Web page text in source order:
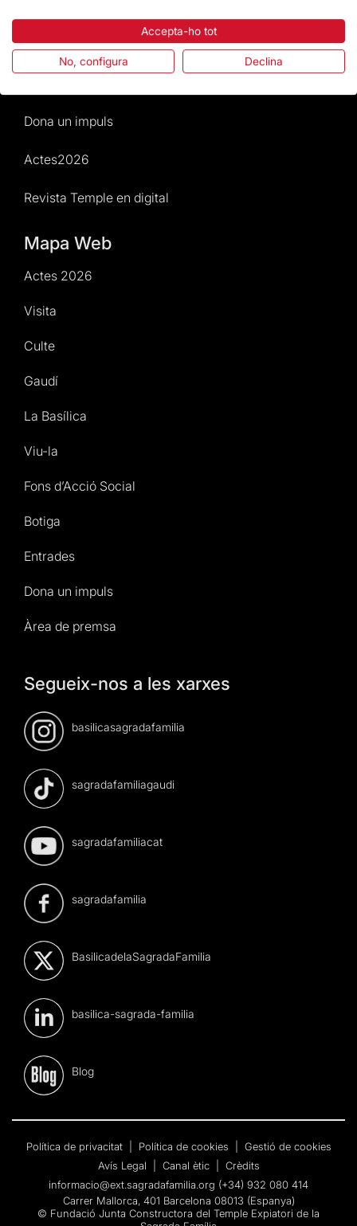
Notícies i Actualitat
Dona un impuls
Actes2026
Revista Temple en digital
Mapa Web
Actes 2026
Visita
Culte
Gaudí
La Basílica
Viu-la
Fons d’Acció Social
Botiga
Entrades
Dona un impuls
Àrea de premsa
Segueix-nos a les xarxes
basilicasagradafamilia
sagradafamiliagaudi
sagradafamiliacat
sagradafamilia
BasilicadelaSagradaFamilia
basilica-sagrada-familia
Blog
Política de privacitat Política de cookies
Gestió de cookies
Avís Legal
Canal ètic
Crèdits
informacio@ext.sagradafamilia.org (+34) 932 080 414
Carrer Mallorca, 401 Barcelona 08013 (Espanya)
© Fundació Junta Constructora del Temple Expiatori de la
Accepta-ho tot
No, configura Declina